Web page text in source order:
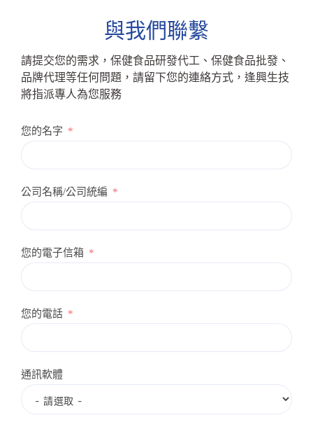
與我們聯繫
請提交您的需求，保健食品研發代工、保健食品批發、
品牌代理等任何問題，請留下您的連絡方式，逢興生技
將指派專人為您服務
您的名字
公司名稱/公司統編
您的電子信箱
您的電話
通訊軟體